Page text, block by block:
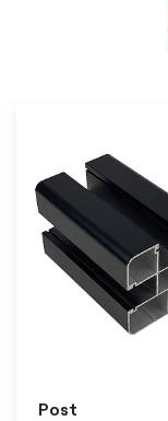
Post